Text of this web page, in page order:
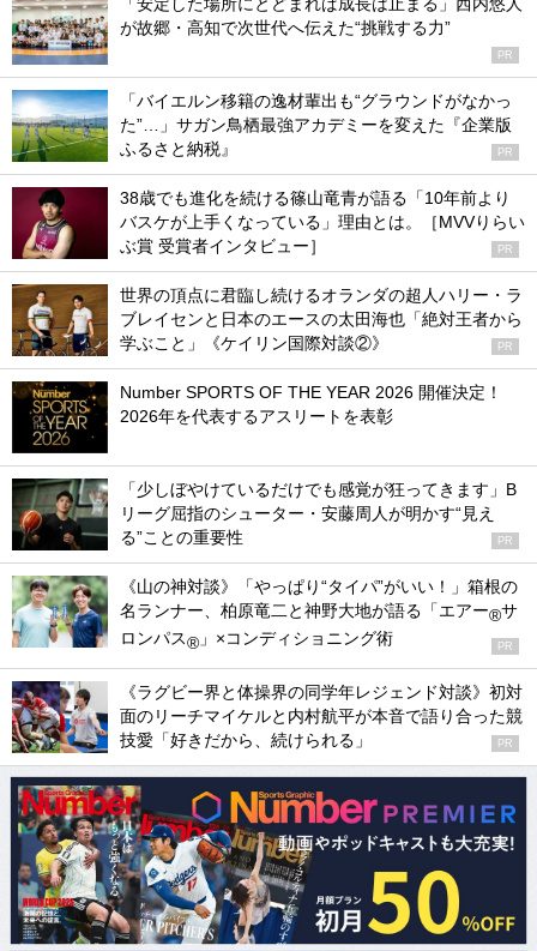
「安定した場所にとどまれば成長は止まる」西内悠人
が故郷・高知で次世代へ伝えた“挑戦する力”
PR
「バイエルン移籍の逸材輩出も“グラウンドがなかっ
た”…」サガン鳥栖最強アカデミーを変えた『企業版
ふるさと納税』
PR
38歳でも進化を続ける篠山竜青が語る「10年前より
バスケが上手くなっている」理由とは。［MVVりらい
ぶ賞 受賞者インタビュー］
PR
世界の頂点に君臨し続けるオランダの超人ハリー・ラ
ブレイセンと日本のエースの太田海也「絶対王者から
学ぶこと」《ケイリン国際対談②》
PR
Number SPORTS OF THE YEAR 2026 開催決定！
2026年を代表するアスリートを表彰
「少しぼやけているだけでも感覚が狂ってきます」B
リーグ屈指のシューター・安藤周人が明かす“見え
る”ことの重要性
PR
《山の神対談》「やっぱり“タイパ”がいい！」箱根の
名ランナー、柏原竜二と神野大地が語る「エアー®サ
ロンパス® 」×コンディショニング術 PR
《ラグビー界と体操界の同学年レジェンド対談》初対
面のリーチマイケルと内村航平が本音で語り合った競
技愛「好きだから、続けられる」
PR